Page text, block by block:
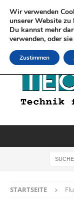
STARTSEITE
Wir verwenden
unserer Website zu
Du kannst mehr
verwenden, oder
Zustimmen